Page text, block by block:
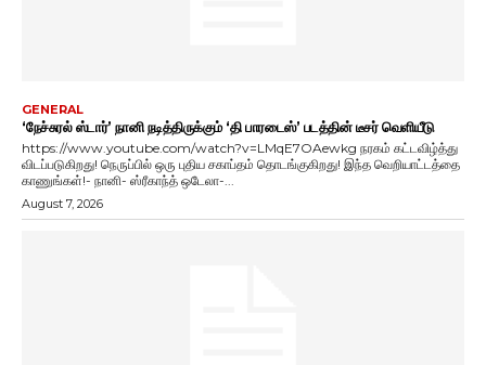
GENERAL
‘நேச்சுரல் ஸ்டார்’ நானி நடித்திருக்கும் ‘தி பாரடைஸ்’ படத்தின் டீசர் வெளியீடு
https://www.youtube.com/watch?v=LMqE7OAewkg நரகம் கட்டவிழ்த்து
விடப்படுகிறது! நெருப்பில் ஒரு புதிய சகாப்தம் தொடங்குகிறது! இந்த வெறியாட்டத்தை
காணுங்கள்!- நானி- ஸ்ரீகாந்த் ஒடேலா-...
August 7, 2026